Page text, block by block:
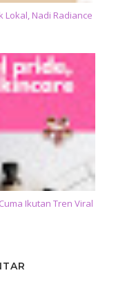
Lokal, Nadi Radiance
Ikutan Tren Viral